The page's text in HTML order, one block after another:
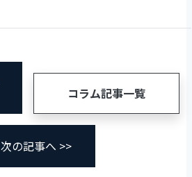
コラム記事一覧
次の記事へ >>